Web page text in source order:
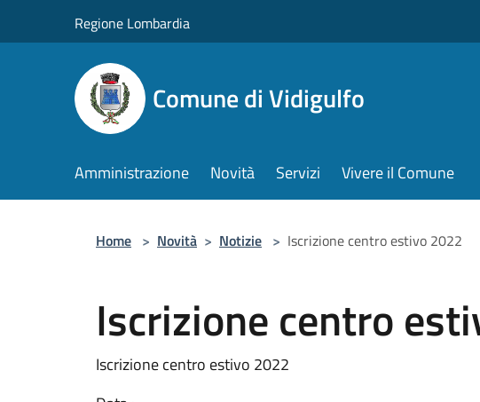
Regione Lombardia
Comune di Vidigulfo
Amministrazione Novità Servizi Vivere il Comune
Home > Novità > Notizie > Iscrizione centro estivo 2022
Iscrizione centro
Iscrizione centro estivo 2022